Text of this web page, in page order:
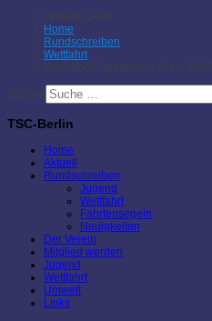
Aktuelle Seite:
Home
Rundschreiben
Wettfahrt
Kurt-Weck-Gedächtnis-Preis 2009
Suchen
TSC-Berlin
Home
Aktuell
Rundschreiben
Jugend
Wettfahrt
Fahrtensegeln
Neuigkeiten
Der Verein
Mitglied werden
Jugend
Wettfahrt
Umwelt
Links